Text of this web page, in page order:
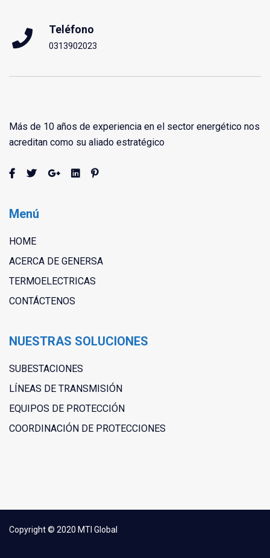
Teléfono
0313902023
Más de 10 años de experiencia en el sector energético nos
acreditan como su aliado estratégico
Menú
HOME
ACERCA DE GENERSA
TERMOELECTRICAS
CONTÁCTENOS
NUESTRAS SOLUCIONES
SUBESTACIONES
LÍNEAS DE TRANSMISIÓN
EQUIPOS DE PROTECCIÓN
COORDINACIÓN DE PROTECCIONES
Copyright © 2020 MTI Global